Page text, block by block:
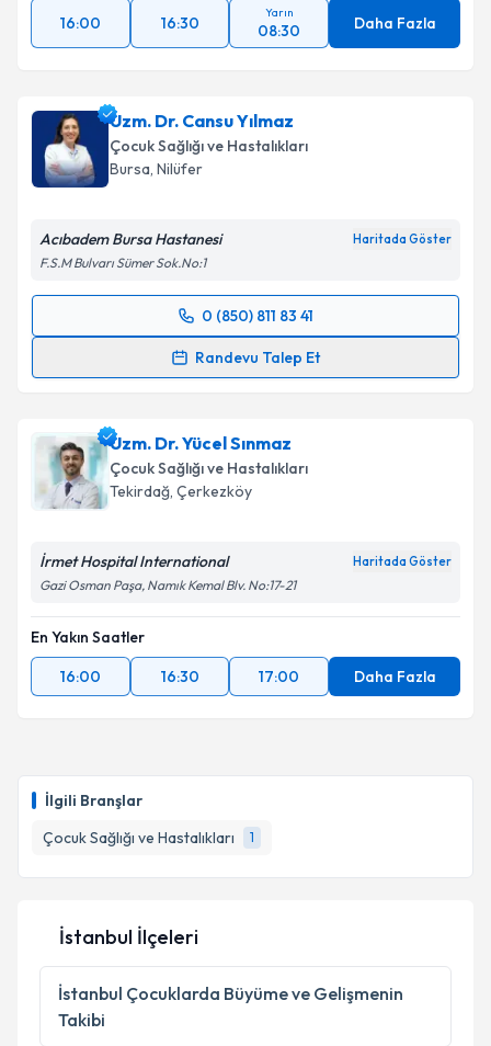
İlgili Branşlar
Çocuk Sağlığı ve Hastalıkları
1
16:00 16:30
Yarın
08:30 Daha Fazla
Uzm. Dr. Cansu Yılmaz
Çocuk Sağlığı ve Hastalıkları
Bursa, Nilüfer
Acıbadem Bursa Hastanesi Haritada Göster
F.S.M Bulvarı Sümer Sok.No:1
0 (850) 811 83 41
Randevu Talep Et
Randevu Takvimi Talebi
takvim hazırlandığında e-posta ile bilgilendireceğiz.
E-posta Adresiniz
Kişisel verilerimin işlenmesine ilişkin
Metni'ni okudum ve kişisel verilerimin belirtilen
kapsamda işlenmesini kabul ediyorum.
Uzm. Dr. Yücel Sınmaz
Çocuk Sağlığı ve Hastalıkları
Tekirdağ, Çerkezköy
İrmet Hospital International Haritada Göster
Gazi Osman Paşa, Namık Kemal Blv. No:17-21
En Yakın Saatler
16:00
16:30 17:00 Daha Fazla
İstanbul İlçeleri
İstanbul Çocuklarda Büyüme ve Gelişmenin
Takibi